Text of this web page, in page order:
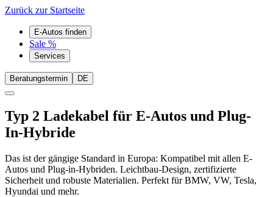
Zurück zur Startseite
E-Autos finden
Sale %
Services
Beratungstermin DE
Typ 2 Ladekabel für E-Autos und Plug-
In-Hybride
Das ist der gängige Standard in Europa: Kompatibel mit allen E-
Autos und Plug-in-Hybriden. Leichtbau-Design, zertifizierte
Sicherheit und robuste Materialien. Perfekt für BMW, VW, Tesla,
Hyundai und mehr.